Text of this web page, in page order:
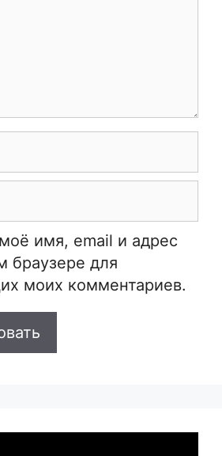
имя, email и адрес
браузере для
моих комментариев.